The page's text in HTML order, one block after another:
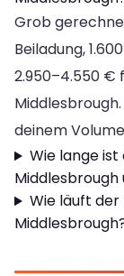
Grob
Beiladung,
2.950–4.550 €
deinem
Wie lange
Wie läuft der